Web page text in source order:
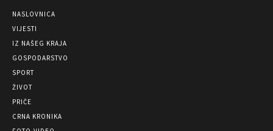
NASLOVNICA
VIJESTI
IZ NAŠEG KRAJA
GOSPODARSTVO
SPORT
ŽIVOT
PRIČE
CRNA KRONIKA